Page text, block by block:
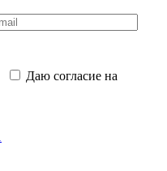
Даю согласие на